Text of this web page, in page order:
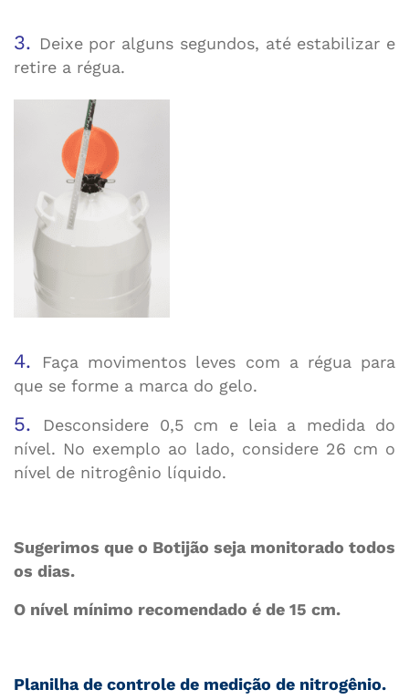
3. Deixe por alguns segundos, até estabilizar e
retire a régua.
4.
Faça movimentos leves com a régua para
que se forme a marca do gelo.
5.
Desconsidere 0,5 cm e leia a medida do
nível. No exemplo ao lado, considere 26 cm o
nível de nitrogênio líquido.
Sugerimos que o Botijão seja monitorado todos
os dias.
O nível mínimo recomendado é de 15 cm.
Planilha de controle de medição de nitrogênio.